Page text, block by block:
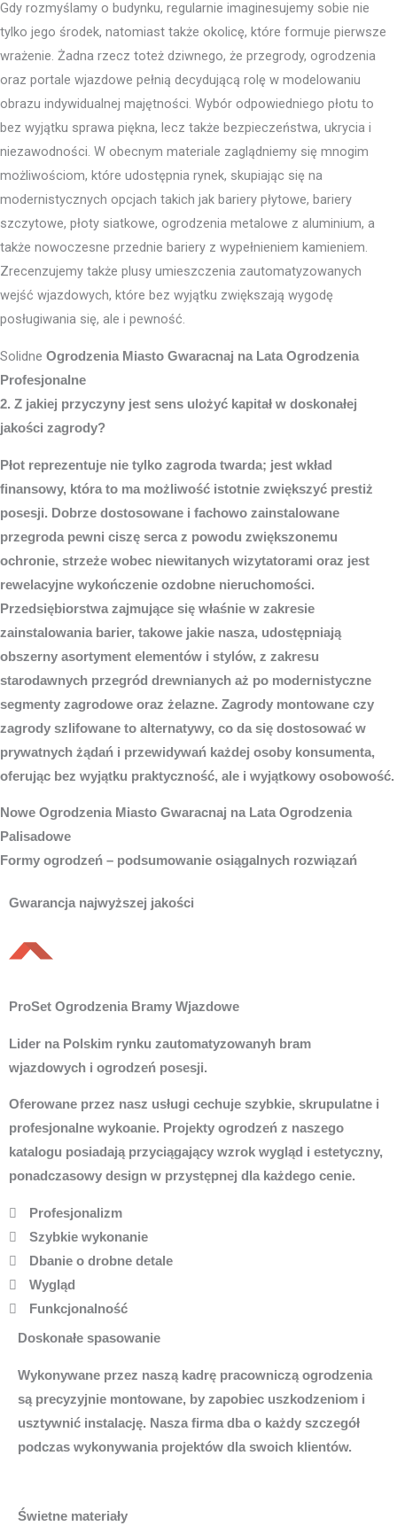
Gdy rozmyślamy o budynku, regularnie imaginesujemy sobie nie
tylko jego środek, natomiast także okolicę, które formuje pierwsze
wrażenie. Żadna rzecz toteż dziwnego, że przegrody, ogrodzenia
oraz portale wjazdowe pełnią decydującą rolę w modelowaniu
obrazu indywidualnej majętności. Wybór odpowiedniego płotu to
bez wyjątku sprawa piękna, lecz także bezpieczeństwa, ukrycia i
niezawodności. W obecnym materiale zaglądniemy się mnogim
możliwościom, które udostępnia rynek, skupiając się na
modernistycznych opcjach takich jak bariery płytowe, bariery
szczytowe, płoty siatkowe, ogrodzenia metalowe z aluminium, a
także nowoczesne przednie bariery z wypełnieniem kamieniem.
Zrecenzujemy także plusy umieszczenia zautomatyzowanych
wejść wjazdowych, które bez wyjątku zwiększają wygodę
posługiwania się, ale i pewność.
Solidne Ogrodzenia Miasto Gwaracnaj na Lata Ogrodzenia
Profesjonalne
2. Z jakiej przyczyny jest sens ulożyć kapitał w doskonałej
jakości zagrody?
Płot reprezentuje nie tylko zagroda twarda; jest wkład
finansowy, która to ma możliwość istotnie zwiększyć prestiż
posesji. Dobrze dostosowane i fachowo zainstalowane
przegroda pewni ciszę serca z powodu zwiększonemu
ochronie, strzeże wobec niewitanych wizytatorami oraz jest
rewelacyjne wykończenie ozdobne nieruchomości.
Przedsiębiorstwa zajmujące się właśnie w zakresie
zainstalowania barier, takowe jakie nasza, udostępniają
obszerny asortyment elementów i stylów, z zakresu
starodawnych przegród drewnianych aż po modernistyczne
segmenty zagrodowe oraz żelazne. Zagrody montowane czy
zagrody szlifowane to alternatywy, co da się dostosować w
prywatnych żądań i przewidywań każdej osoby konsumenta,
oferując bez wyjątku praktyczność, ale i wyjątkowy osobowość.
Nowe Ogrodzenia Miasto Gwaracnaj na Lata Ogrodzenia
Palisadowe
Formy ogrodzeń – podsumowanie osiągalnych rozwiązań
Gwarancja najwyższej jakości
ProSet Ogrodzenia Bramy Wjazdowe
Lider na Polskim rynku zautomatyzowanyh bram
wjazdowych i ogrodzeń posesji.
Oferowane przez nasz usługi cechuje szybkie, skrupulatne i
profesjonalne wykoanie. Projekty ogrodzeń z naszego
katalogu posiadają przyciągający wzrok wygląd i estetyczny,
ponadczasowy design w przystępnej dla każdego cenie.
Profesjonalizm
Szybkie wykonanie
Dbanie o drobne detale
Wygląd
Funkcjonalność
Doskonałe spasowanie
Wykonywane przez naszą kadrę pracowniczą ogrodzenia
są precyzyjnie montowane, by zapobiec uszkodzeniom i
usztywnić instalację. Nasza firma dba o każdy szczegół
podczas wykonywania projektów dla swoich klientów.
Świetne materiały